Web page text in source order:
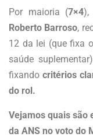
Por maioria (7×4),
Roberto Barroso,
12 da lei (que fixa
saúde
fixandocritérios
do rol.
Vejamos quais são
da ANS no voto do